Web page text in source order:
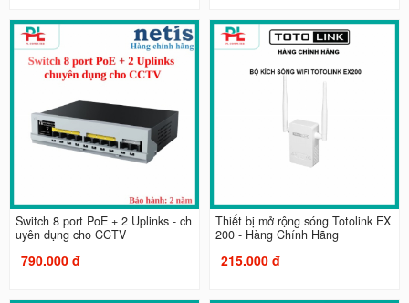
Switch 8 port PoE + 2 Uplinks - ch
uyên dụng cho CCTV
790.000 đ
Thiết bị mở rộng sóng Totolink EX
200 - Hàng Chính Hãng
215.000 đ